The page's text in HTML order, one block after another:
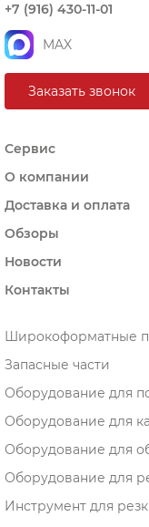
+7 (916) 430-11-01
MAX
Заказать звонок
Сервис
О компании
Доставка и оплата
Обзоры
Новости
Контакты
Широкоформатные
Запасные части
Оборудование для
Оборудование для
Оборудование для
Оборудование для
Инструмент для